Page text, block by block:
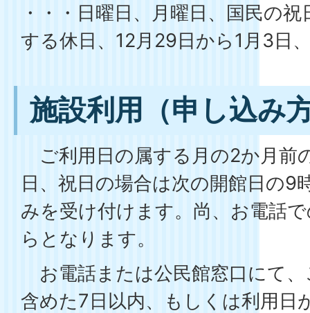
・・・日曜日、月曜日、国民の
する休日、12月29日から1月3日
施設利用（申し込み
ご利用日の属する月の2か月前
日、祝日の場合は次の開館日の9
みを受け付けます。尚、お電話
らとなります。
お電話または公民館窓口にて
含めた7日以内、もしくは利用日